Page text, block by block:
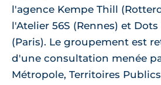
l'agence Kempe Thill
l'Atelier 56S (Rennes) et
(Paris). Le groupement est
d'une consultation menée
Métropole, Territoires